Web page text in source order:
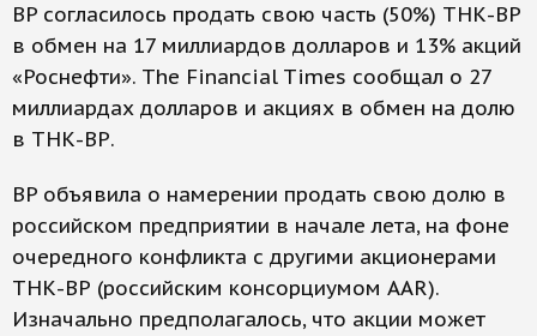
BP согласилось продать свою часть (50%) ТНК-ВР
в обмен на 17 миллиардов долларов и 13% акций
«Роснефти». The Financial Times сообщал о 27
миллиардах долларов и акциях в обмен на долю
в ТНК-ВР.
BP объявила о намерении продать свою долю в
российском предприятии в начале лета, на фоне
очередного конфликта с другими акционерами
ТНК-ВР (российским консорциумом AAR).
Изначально предполагалось, что акции может